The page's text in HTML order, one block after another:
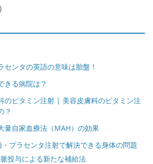
センタの英語の意味は胎盤！
きる病院は？
のビタミン注射 | 美容皮膚科のビタミン注
？
量自家血療法（MAH）の効果
プラセンタ注射で解決できる身体の問題
投与による新たな補給法